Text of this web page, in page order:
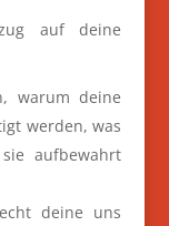
auf deine
warum deine
werden, was
aufbewahrt
deine uns